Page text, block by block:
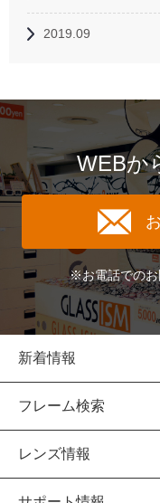
2019.09
WEBか
※お電話でのお
新着情報
フレーム検索
レンズ情報